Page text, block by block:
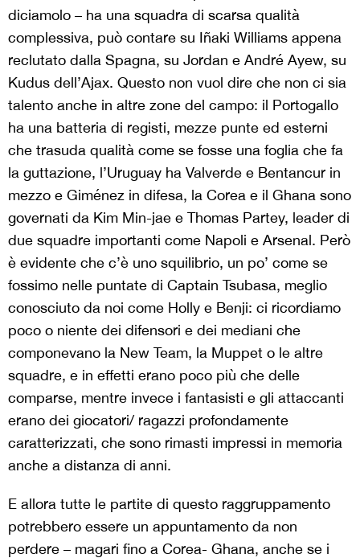
diciamolo – ha una squadra di scarsa qualità
complessiva, può contare su Iñaki Williams appena
reclutato dalla Spagna, su Jordan e André Ayew, su
Kudus dell’Ajax. Questo non vuol dire che non ci sia
talento anche in altre zone del campo: il Portogallo
ha una batteria di registi, mezze punte ed esterni
che trasuda qualità come se fosse una foglia che fa
la guttazione, l’Uruguay ha Valverde e Bentancur in
mezzo e Giménez in difesa, la Corea e il Ghana sono
governati da Kim Min-jae e Thomas Partey, leader di
due squadre importanti come Napoli e Arsenal. Però
è evidente che c’è uno squilibrio, un po’ come se
fossimo nelle puntate di Captain Tsubasa, meglio
conosciuto da noi come Holly e Benji: ci ricordiamo
poco o niente dei difensori e dei mediani che
componevano la New Team, la Muppet o le altre
squadre, e in effetti erano poco più che delle
comparse, mentre invece i fantasisti e gli attaccanti
erano dei giocatori/ ragazzi profondamente
caratterizzati, che sono rimasti impressi in memoria
anche a distanza di anni.
E allora tutte le partite di questo raggruppamento
potrebbero essere un appuntamento da non
perdere – magari fino a Corea- Ghana, anche se i